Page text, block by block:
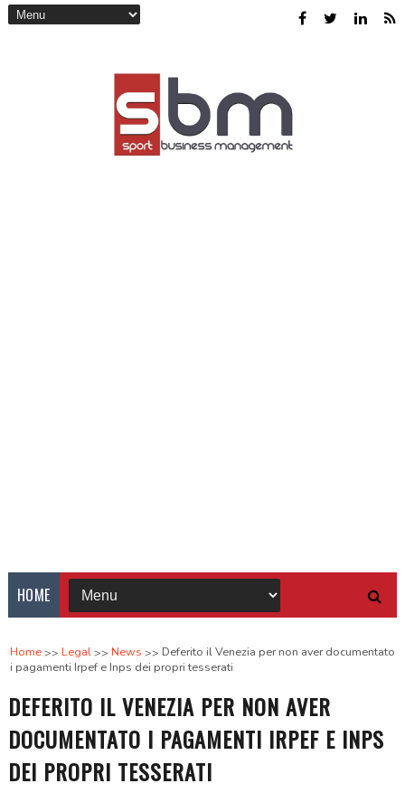
HOME
Home Legal News
Deferito il Venezia per non aver documentato
i pagamenti Irpef e Inps dei propri tesserati
DEFERITO IL VENEZIA PER NON AVER
DOCUMENTATO I PAGAMENTI IRPEF E INPS
DEI PROPRI TESSERATI